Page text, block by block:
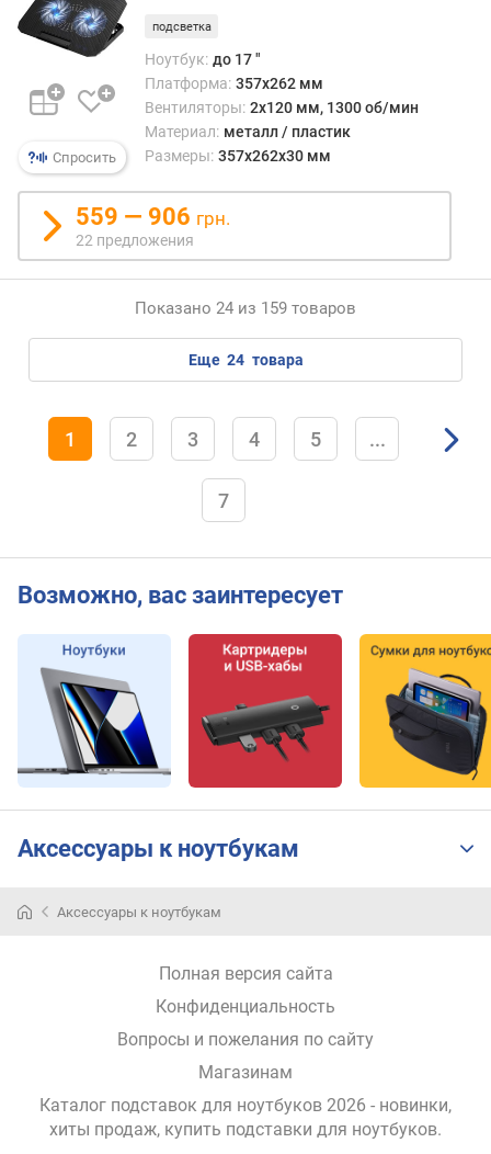
а
(
ы
с
т
а
(
м
м
к
в
с
л
и
к
а
м
к
а
я
Спросить
подсветка
Ноутбук: до 17 "
Платформа: 357x262 мм
Вентиляторы: 2x120 мм, 1300 об/мин
Материал: металл / пластик
Размеры: 357x262x30 мм
559 — 906 грн.
22 предложения
Показано 24 из 159 товаров
еще 24 товара
1 2 3 4 5 ...
7
Возможно, вас заинтересует
Аксессуары к ноутбукам
Аксессуары к ноутбукам
Полная версия сайта
Конфиденциальность
Вопросы и пожелания по сайту
Магазинам
Каталог подставок для ноутбуков 2026 - новинки,
хиты продаж, купить подставки для ноутбуков.